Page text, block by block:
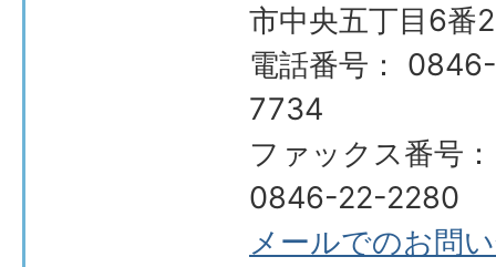
市中央五丁目6番
電話番号：
7734
ファックス番号：
0846-22-2280
メールでのお問